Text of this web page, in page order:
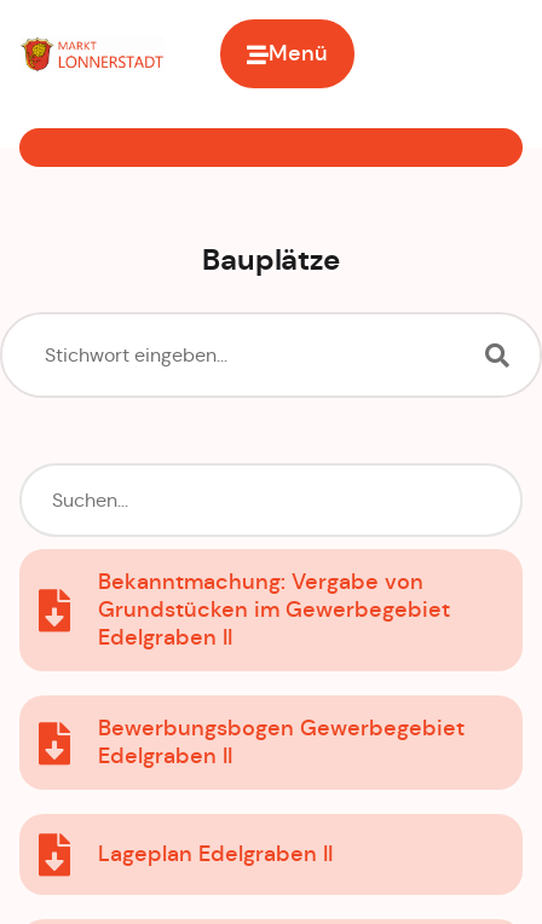
Menü
Bauplätze
Bekanntmachung: Vergabe von
Grundstücken im Gewerbegebiet
Edelgraben II
Bewerbungsbogen Gewerbegebiet
Edelgraben II
Lageplan Edelgraben II